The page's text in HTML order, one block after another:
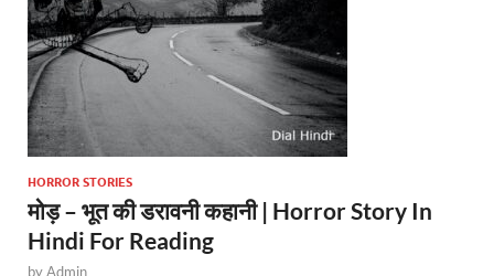
HORROR STORIES
मोड़ – भूत की डरावनी कहानी | Horror Story In
Hindi For Reading
byAdmin